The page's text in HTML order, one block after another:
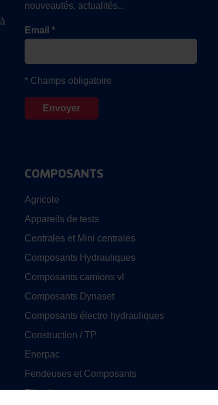
nouveautés, actualités...
Email *
* Champs obligatoire
COMPOSANTS
Agricole
Appareils de tests
Centrales et Mini centrales
Composants Hydrauliques
Composants camions vl
Composants Dynaset
Composants électro hydrauliques
Construction / TP
Enerpac
Fendeuses et Composants
Filtration